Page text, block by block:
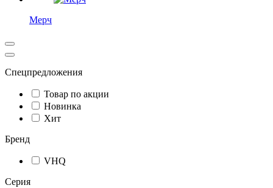
Мерч
Спецпредложения
Товар по акции
Новинка
Хит
Бренд
VHQ
Серия